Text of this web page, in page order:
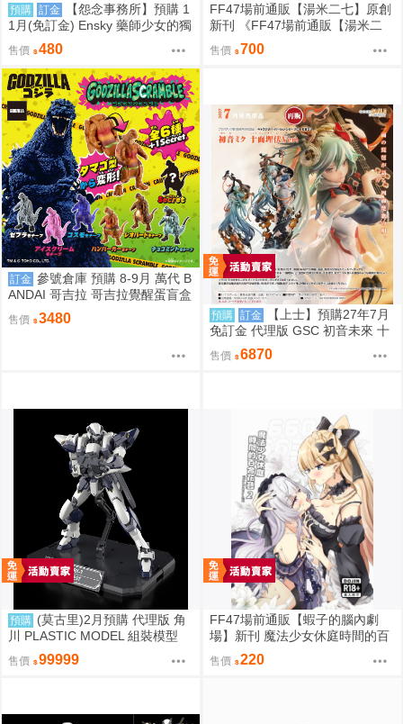
預購 訂金
【怨念事務所】預購 1
1月(免訂金) Ensky 藥師少女的獨
語 Q版動物裝珠鍊布偶吊飾 娃娃
2款分售 0816
售價 480
FF47場前通販【湯米二七】原創
新刊 《FF47場前通販【湯米二
七】原創新刊 《綠鼎記上（下
略）》 壓克力磁吸滑軌學生證 感
證 簽感謝簽名板トミー27 ［箱庭
交響曲-通販］
售價 700
訂金 參號倉庫 預購 8-9月 萬代 B
ANDAI 哥吉拉 哥吉拉覺醒蛋盲盒
中盒12入 812超取免訂
售價 3480 預購 訂金
【上士】預購27年7月
免訂金 代理版 GSC 初音未來 十
面埋伏Ver. 1/7 再版
售價 6870
預購 (莫古里)2月預購 代理版 角
川 PLASTIC MODEL 組裝模型
驚爆危機 1/48 強弩兵 特別套組
免訂金
售價 99999
FF47場前通販【蝦子的腦內劇
場】新刊 魔法少女休庭時間的百
合花藝2 魔法少女的魔女裁判 蝦
子 Ebiko［箱庭交響曲-通販］
售價 220